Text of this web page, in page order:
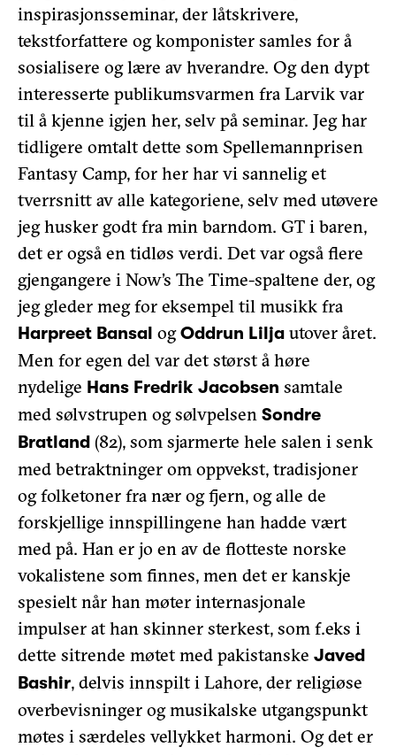
inspirasjonsseminar, der låtskrivere,
tekstforfattere og komponister samles for å
sosialisere og lære av hverandre. Og den dypt
interesserte publikumsvarmen fra Larvik var
til å kjenne igjen her, selv på seminar. Jeg har
tidligere omtalt dette som Spellemannprisen
Fantasy Camp, for her har vi sannelig et
tverrsnitt av alle kategoriene, selv med utøvere
jeg husker godt fra min barndom. GT i baren,
det er også en tidløs verdi. Det var også flere
gjengangere i Now’s The Time-spaltene der, og
jeg gleder meg for eksempel til musikk fra
Harpreet Bansal ogOddrun Lilja utover året.
Men for egen del var det størst å høre
nydelige Hans Fredrik Jacobsen samtale
med sølvstrupen og sølvpelsen Sondre
Bratland (82), som sjarmerte hele salen i senk
med betraktninger om oppvekst, tradisjoner
og folketoner fra nær og fjern, og alle de
forskjellige innspillingene han hadde vært
med på. Han er jo en av de flotteste norske
vokalistene som finnes, men det er kanskje
spesielt når han møter internasjonale
impulser at han skinner sterkest, som f.eks i
dette sitrende møtet med pakistanske Javed
Bashir, delvis innspilt i Lahore, der religiøse
overbevisninger og musikalske utgangspunkt
møtes i særdeles vellykket harmoni. Og det er